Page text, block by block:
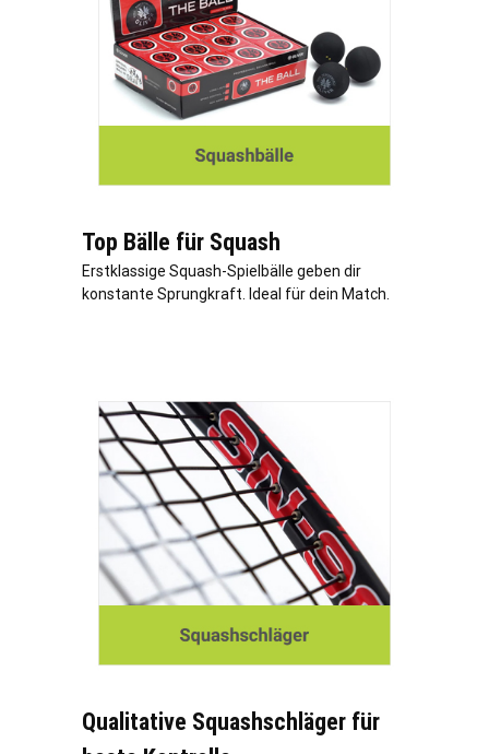
Top Bälle für Squash
Erstklassige Squash-Spielbälle geben dir
konstante Sprungkraft. Ideal für dein Match.
Qualitative Squashschläger für